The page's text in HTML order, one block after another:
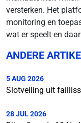
versterken. Het
monitoring en
wat er speelt en
ANDERE
5 AUG 2026
Slotveiling uit
28 JUL 2026